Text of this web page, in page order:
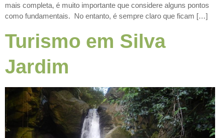
mais completa, é muito importante que considere alguns pontos
como fundamentais. No entanto, é sempre claro que ficam […]
Turismo em Silva
Jardim